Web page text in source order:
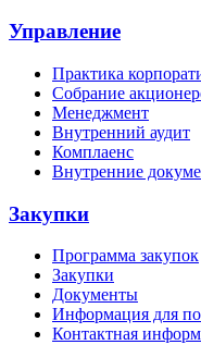
Управление
Практика
Собрание
Менеджмент
Внутренний аудит
Комплаенс
Внутренние
Закупки
Программа закупок
Закупки
Документы
Информация для
Контактная